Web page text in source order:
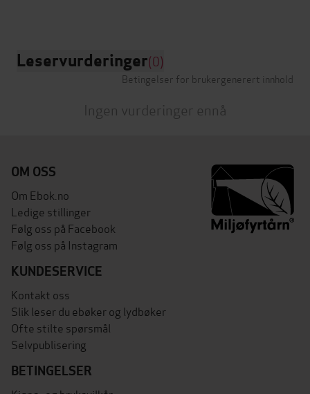
Leservurderinger(0)
Betingelser for brukergenerert innhold
Ingen vurderinger ennå
OM OSS
Om Ebok.no
Ledige stillinger
Følg oss på Facebook
Følg oss på Instagram
KUNDESERVICE
Kontakt oss
Slik leser du ebøker og lydbøker
Ofte stilte spørsmål
Selvpublisering
BETINGELSER